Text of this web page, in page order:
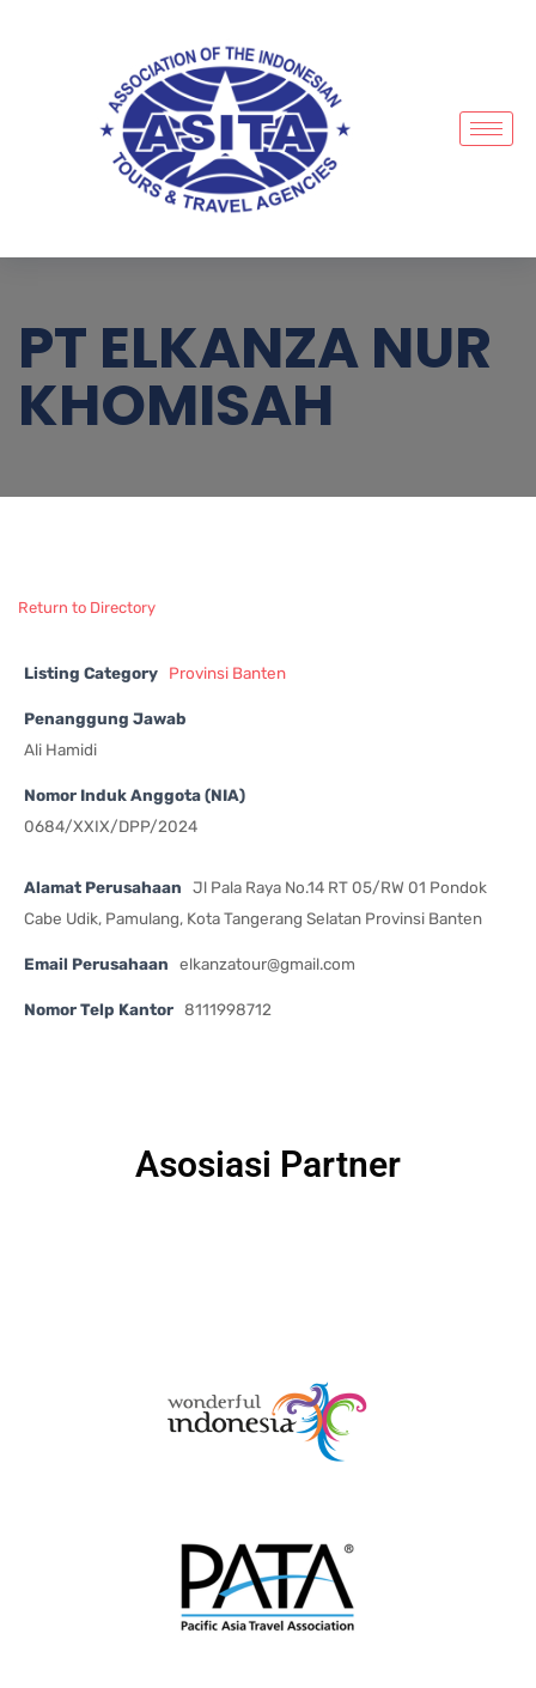
PT ELKANZA NUR
KHOMISAH
Return to Directory
Listing Category Provinsi Banten
Penanggung Jawab
Ali Hamidi
Nomor Induk Anggota (NIA)
0684/XXIX/DPP/2024
Alamat Perusahaan
Jl Pala Raya No.14 RT 05/RW 01 Pondok
Cabe Udik, Pamulang, Kota Tangerang Selatan Provinsi Banten
Email Perusahaan elkanzatour@gmail.com
Nomor Telp Kantor 8111998712
Asosiasi Partner